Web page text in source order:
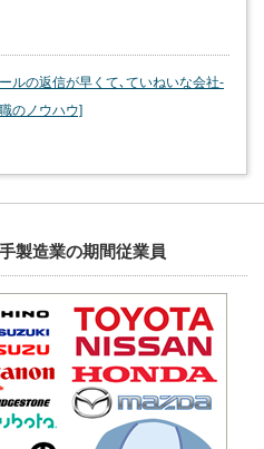
ルの返信が早くて､ていねいな会社-
のノウハウ]
製造業の期間従業員